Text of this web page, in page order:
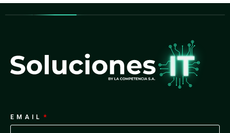
EMAIL